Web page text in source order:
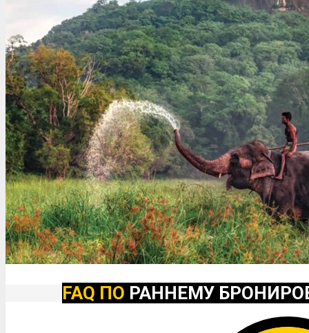
FAQ ПО РАННЕМУ